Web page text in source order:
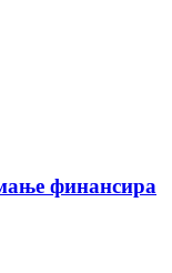
финансира